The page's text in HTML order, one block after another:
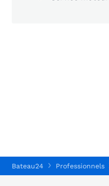
Bateau24 Professionnels